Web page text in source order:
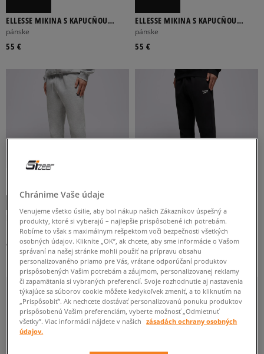
ELLESSE MIKINA S KAPUCŇOU
VARON OH HOODY BLK MN
pánske
55 €
ELLESSE MIKINA S KAPUCŇOU
VARON OH HOODY LGREY MRL
pánske
55 €
REEBOK NOHAVICE ANDRE SMALL
LOGO CUFFED
pánske
45 €
REEBOK NOHAVICE ANDRE SMALL
LOGO CUFFED
pánske
55 €
39 €
44 € -najnižšia cena
Chránime Vaše údaje
Venujeme všetko úsilie, aby bol nákup našich Zákazníkov úspešný a
produkty, ktoré si vyberajú – najlepšie prispôsobené ich potrebám.
Robíme to však s maximálnym rešpektom voči bezpečnosti všetkých
osobných údajov. Kliknite „OK”, ak chcete, aby sme informácie o Vašom
správaní na našej stránke mohli použiť na prípravu obsahu
personalizovaného priamo pre Vás, vrátane odporúčaní produktov
prispôsobených Vašim potrebám a záujmom, personalizovanej reklamy
či zapamätania si vybraných preferencií. Svoje rozhodnutie aj nastavenia
týkajúce sa súborov cookie môžete kedykoľvek zmeniť, a to kliknutím na
„Prispôsobiť”. Ak nechcete dostávať personalizovanú ponuku produktov
prispôsobenú Vašim preferenciám, vyberte možnosť „Odmietnuť
všetky”. Viac informácií nájdete v našich
zásadách ochrany osobných
údajov.